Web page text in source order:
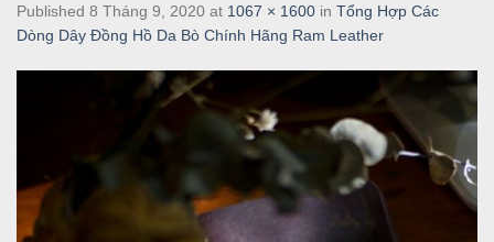
Published 8 Tháng 9, 2020 at 1067 × 1600 in Tổng Hợp Các
Dòng Dây Đồng Hồ Da Bò Chính Hãng Ram Leather